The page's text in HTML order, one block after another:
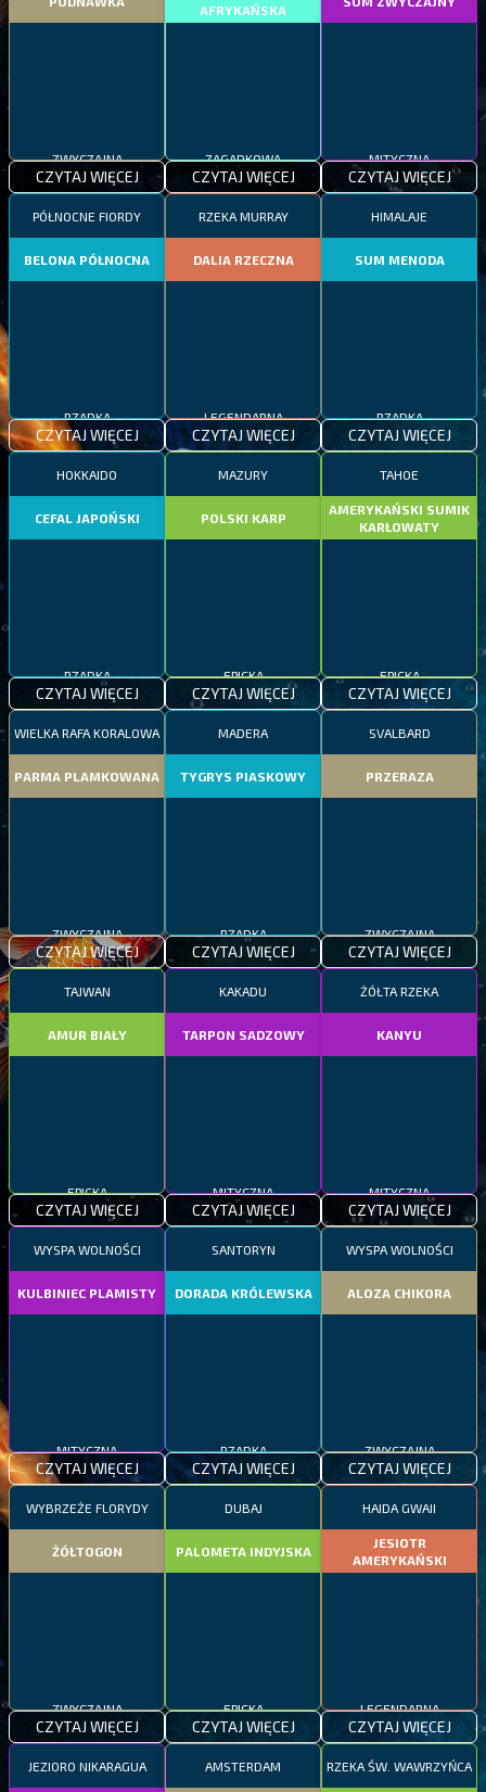
ZWYCZAJNA
CZYTAJ WIĘCEJ
AFRYKAŃSKA
ZAGADKOWA
CZYTAJ WIĘCEJ
MITYCZNA
CZYTAJ WIĘCEJ
PÓŁNOCNE FIORDY
BELONA PÓŁNOCNA
RZADKA
CZYTAJ WIĘCEJ
RZEKA MURRAY
DALIA RZECZNA
LEGENDARNA
CZYTAJ WIĘCEJ
HIMALAJE
SUM MENODA
RZADKA
CZYTAJ WIĘCEJ
HOKKAIDO
CEFAL JAPOŃSKI
RZADKA
CZYTAJ WIĘCEJ
MAZURY
POLSKI KARP
EPICKA
CZYTAJ WIĘCEJ
TAHOE
AMERYKAŃSKI SUMIK
KARŁOWATY
EPICKA
CZYTAJ WIĘCEJ
WIELKA RAFA KORALOWA
PARMA PLAMKOWANA
ZWYCZAJNA
CZYTAJ WIĘCEJ
MADERA
TYGRYS PIASKOWY
RZADKA
CZYTAJ WIĘCEJ
SVALBARD
PRZERAZA
ZWYCZAJNA
CZYTAJ WIĘCEJ
TAJWAN
AMUR BIAŁY
EPICKA
CZYTAJ WIĘCEJ
KAKADU
TARPON SADZOWY
MITYCZNA
CZYTAJ WIĘCEJ
ŻÓŁTA RZEKA
KANYU
MITYCZNA
CZYTAJ WIĘCEJ
WYSPA WOLNOŚCI
KULBINIEC PLAMISTY
MITYCZNA
CZYTAJ WIĘCEJ
SANTORYN
DORADA KRÓLEWSKA
RZADKA
CZYTAJ WIĘCEJ
WYSPA WOLNOŚCI
ALOZA CHIKORA
ZWYCZAJNA
CZYTAJ WIĘCEJ
WYBRZEŻE FLORYDY
ŻÓŁTOGON
ZWYCZAJNA
CZYTAJ WIĘCEJ
DUBAJ
PALOMETA INDYJSKA
EPICKA
CZYTAJ WIĘCEJ
HAIDA GWAII
JESIOTR
AMERYKAŃSKI
LEGENDARNA
CZYTAJ WIĘCEJ
JEZIORO NIKARAGUA AMSTERDAM RZEKA ŚW. WAWRZYŃCA